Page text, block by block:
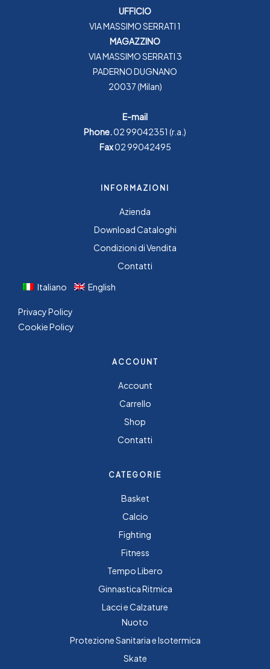
UFFICIO
VIA MASSIMO SERRATI 1
MAGAZZINO
VIA MASSIMO SERRATI 3
PADERNO DUGNANO
20037 (Milan)
E-mail
Phone.02 99042351 (r.a.)
Fax02 99042495
INFORMAZIONI
Azienda
Download Cataloghi
Condizioni di Vendita
Contatti
Italiano
English
Privacy Policy
Cookie Policy
ACCOUNT
Account
Carrello
Shop
Contatti
CATEGORIE
Basket
Calcio
Fighting
Fitness
Tempo Libero
Ginnastica Ritmica
Lacci e Calzature
Nuoto
Protezione Sanitaria e Isotermica
Skate